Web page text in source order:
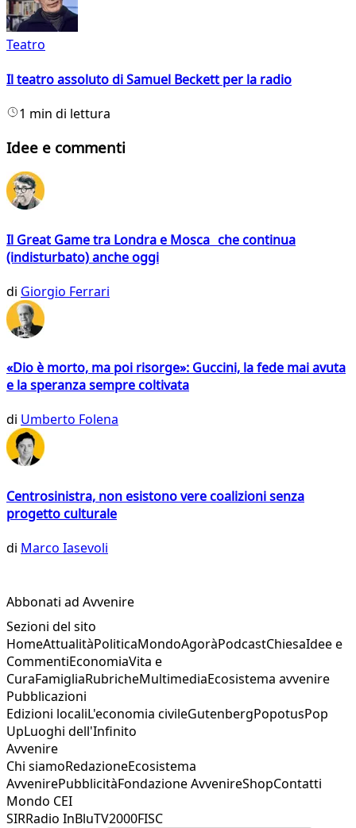
Teatro
Il teatro assoluto di Samuel Beckett per la radio
1 min di lettura
Idee e commenti
Il Great Game tra Londra e Mosca che continua
(indisturbato) anche oggi
di Giorgio Ferrari
«Dio è morto, ma poi risorge»: Guccini, la fede mai avuta
e la speranza sempre coltivata
di Umberto Folena
Centrosinistra, non esistono vere coalizioni senza
progetto culturale
di Marco Iasevoli
Abbonati ad Avvenire
Sezioni del sito
HomeAttualitàPoliticaMondoAgoràPodcastChiesaIdee e
CommentiEconomiaVita e
CuraFamigliaRubricheMultimediaEcosistema avvenire
Pubblicazioni
Edizioni localiL'economia civileGutenbergPopotusPop
UpLuoghi dell'Infinito
Avvenire
Chi siamoRedazioneEcosistema
AvvenirePubblicitàFondazione AvvenireShopContatti
Mondo CEI
SIRRadio InBluTV2000FISC